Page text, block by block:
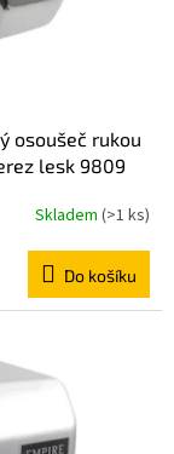
osoušeč rukou
lesk 9809
Skladem (>1 ks)
Do košíku